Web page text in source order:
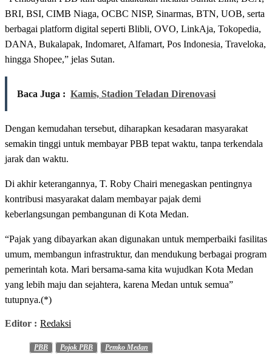
BRI, BSI, CIMB Niaga, OCBC NISP, Sinarmas, BTN, UOB, serta
berbagai platform digital seperti Blibli, OVO, LinkAja, Tokopedia,
DANA, Bukalapak, Indomaret, Alfamart, Pos Indonesia, Traveloka,
hingga Shopee,” jelas Sutan.
Baca Juga : Kamis, Stadion Teladan Direnovasi
Dengan kemudahan tersebut, diharapkan kesadaran masyarakat
semakin tinggi untuk membayar PBB tepat waktu, tanpa terkendala
jarak dan waktu.
Di akhir keterangannya, T. Roby Chairi menegaskan pentingnya
kontribusi masyarakat dalam membayar pajak demi
keberlangsungan pembangunan di Kota Medan.
“Pajak yang dibayarkan akan digunakan untuk memperbaiki fasilitas
umum, membangun infrastruktur, dan mendukung berbagai program
pemerintah kota. Mari bersama-sama kita wujudkan Kota Medan
yang lebih maju dan sejahtera, karena Medan untuk semua”
tutupnya.(*)
Editor : Redaksi
PBB Pojok PBB Pemko Medan